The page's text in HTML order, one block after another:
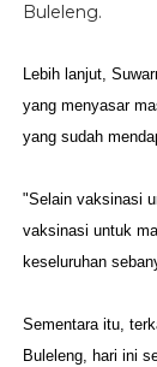
Buleleng.
Lebih lanjut,
yang menyasar
yang sudah
"Selain vaksinasi
vaksinasi untuk
keseluruhan
Sementara itu,
Buleleng, hari ini